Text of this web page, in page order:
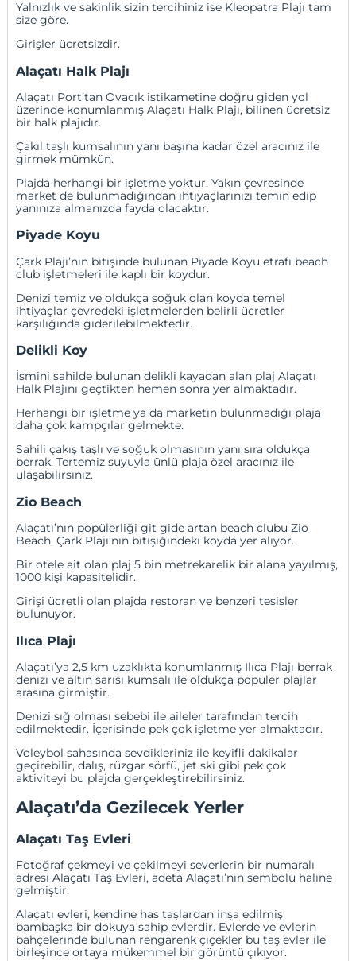
Yalnızlık ve sakinlik sizin tercihiniz ise Kleopatra Plajı tam
size göre.
Girişler ücretsizdir.
Alaçatı Halk Plajı
Alaçatı Port’tan Ovacık istikametine doğru giden yol
üzerinde konumlanmış Alaçatı Halk Plajı, bilinen ücretsiz
bir halk plajıdır.
Çakıl taşlı kumsalının yanı başına kadar özel aracınız ile
girmek mümkün.
Plajda herhangi bir işletme yoktur. Yakın çevresinde
market de bulunmadığından ihtiyaçlarınızı temin edip
yanınıza almanızda fayda olacaktır.
Piyade Koyu
Çark Plajı’nın bitişinde bulunan Piyade Koyu etrafı beach
club işletmeleri ile kaplı bir koydur.
Denizi temiz ve oldukça soğuk olan koyda temel
ihtiyaçlar çevredeki işletmelerden belirli ücretler
karşılığında giderilebilmektedir.
Delikli Koy
İsmini sahilde bulunan delikli kayadan alan plaj Alaçatı
Halk Plajını geçtikten hemen sonra yer almaktadır.
Herhangi bir işletme ya da marketin bulunmadığı plaja
daha çok kampçılar gelmekte.
Sahili çakış taşlı ve soğuk olmasının yanı sıra oldukça
berrak. Tertemiz suyuyla ünlü plaja özel aracınız ile
ulaşabilirsiniz.
Zio Beach
Alaçatı’nın popülerliği git gide artan beach clubu Zio
Beach, Çark Plajı’nın bitişiğindeki koyda yer alıyor.
Bir otele ait olan plaj 5 bin metrekarelik bir alana yayılmış,
1000 kişi kapasitelidir.
Girişi ücretli olan plajda restoran ve benzeri tesisler
bulunuyor.
Ilıca Plajı
Alaçatı’ya 2,5 km uzaklıkta konumlanmış Ilıca Plajı berrak
denizi ve altın sarısı kumsalı ile oldukça popüler plajlar
arasına girmiştir.
Denizi sığ olması sebebi ile aileler tarafından tercih
edilmektedir. İçerisinde pek çok işletme yer almaktadır.
Voleybol sahasında sevdikleriniz ile keyifli dakikalar
geçirebilir, dalış, rüzgar sörfü, jet ski gibi pek çok
aktiviteyi bu plajda gerçekleştirebilirsiniz.
Alaçatı’da Gezilecek Yerler
Alaçatı Taş Evleri
Fotoğraf çekmeyi ve çekilmeyi severlerin bir numaralı
adresi Alaçatı Taş Evleri, adeta Alaçatı’nın sembolü haline
gelmiştir.
Alaçatı evleri, kendine has taşlardan inşa edilmiş
bambaşka bir dokuya sahip evlerdir. Evlerde ve evlerin
bahçelerinde bulunan rengarenk çiçekler bu taş evler ile
birleşince ortaya mükemmel bir görüntü çıkıyor.